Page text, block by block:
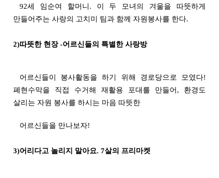
92세 임순여 할머니. 이 두 모녀의 겨울을 따뜻하게
만들어주는 사랑의 고치미 팀과 함께 자원봉사를 한다.
2)따뜻한 현장 -어르신들의 특별한 사랑방
어르신들이 봉사활동을 하기 위해 경로당으로 모였다!
폐현수막을 직접 수거해 재활용 포대를 만들어, 환경도
살리는 자원 봉사를 하시는 마음 따뜻한
어르신들을 만나보자!
3)어리다고 놀리지 말아요. 7살의 프리마켓